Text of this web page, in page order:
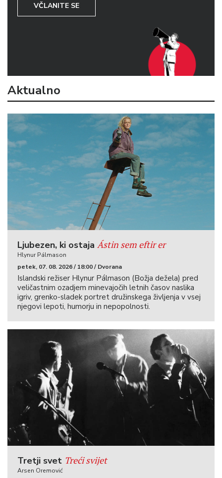
VČLANITE SE
Aktualno
Ljubezen, ki ostaja Ástin sem eftir er
Hlynur Pálmason
petek, 07. 08. 2026 / 18:00 / Dvorana
Islandski režiser Hlynur Pálmason (Božja dežela) pred
veličastnim ozadjem minevajočih letnih časov naslika
igriv, grenko-sladek portret družinskega življenja v vsej
njegovi lepoti, humorju in nepopolnosti.
Tretji svet Treći svijet
Arsen Oremović